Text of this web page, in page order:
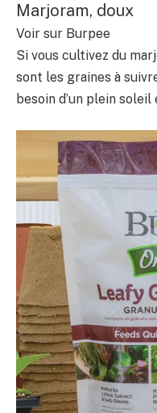
Marjoram, doux
Voir sur Burpee
Si vous cultivez du
sont les graines à
besoin d’un plein